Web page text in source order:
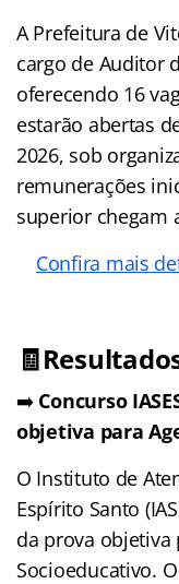
A Prefeitura de
cargo de Auditor
oferecendo 16
estarão abertas
2026, sob
remunerações
superior chegam
Confira mais
➡️ Concurso
objetiva para
O Instituto de
Espírito Santo
da prova objetiva
Socioeducativo.